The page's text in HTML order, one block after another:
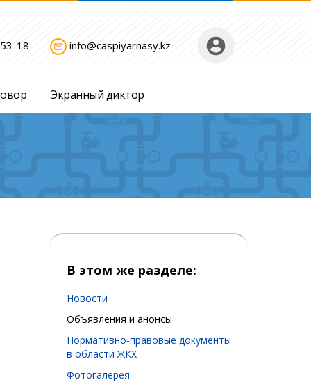
account_circle
mail_outline info@caspiyarnasy.kz
18
Экранный диктор
В этом же разделе:
Новости
Объявления и анонсы
Нормативно-правовые документы
в области ЖКХ
Фотогалерея